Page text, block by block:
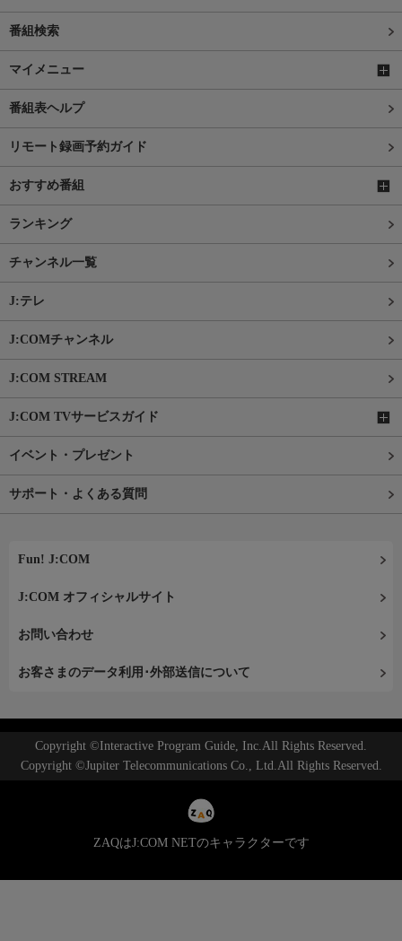
番組検索
マイメニュー
番組表ヘルプ
リモート録画予約ガイド
おすすめ番組
ランキング
チャンネル一覧
J:テレ
J:COMチャンネル
J:COM STREAM
J:COM TVサービスガイド
イベント・プレゼント
サポート・よくある質問
Fun! J:COM
J:COM オフィシャルサイト
お問い合わせ
お客さまのデータ利用･外部送信について
Copyright ©Interactive Program Guide, Inc.All Rights Reserved.
Copyright ©Jupiter Telecommunications Co., Ltd.All Rights Reserved.
ZAQはJ:COM NETのキャラクターです